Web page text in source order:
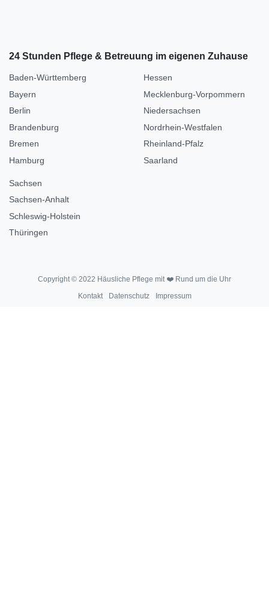
24 Stunden Pflege & Betreuung im eigenen Zuhause
Baden-Württemberg
Bayern
Berlin
Brandenburg
Bremen
Hamburg
Hessen
Mecklenburg-Vorpommern
Niedersachsen
Nordrhein-Westfalen
Rheinland-Pfalz
Saarland
Sachsen
Sachsen-Anhalt
Schleswig-Holstein
Thüringen
Copyright © 2022 Häusliche Pflege mit ❤️ Rund um die Uhr
Kontakt
Datenschutz Impressum